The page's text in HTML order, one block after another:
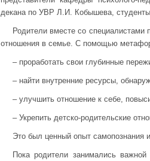
декана по УВР Л.И. Кобышева,
Родители вместе со специалистами
отношения в семье. С помощью
– проработать свои глубинные
– найти внутренние ресурсы,
– улучшить отношение к себе,
– Укрепить детско-родительские
Это был ценный опыт самопознания
Пока родители занимались